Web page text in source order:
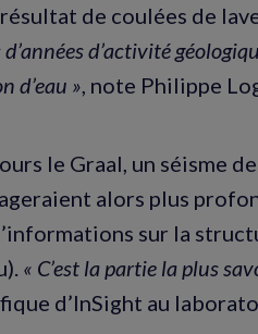
de coulées de
d’activité
d’eau » , note Philippe
le Graal, un séisme
alors plus
sur la
« C’est la partie la plus
d’InSight au